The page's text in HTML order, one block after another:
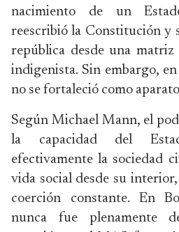
nacimiento de un
reescribió la Constitución y
república desde una
indigenista. Sin embargo,
no se fortaleció como
Según Michael Mann, el
la capacidad del
efectivamente la sociedad
vida social desde su
coerción constante. En
nunca fue plenamente